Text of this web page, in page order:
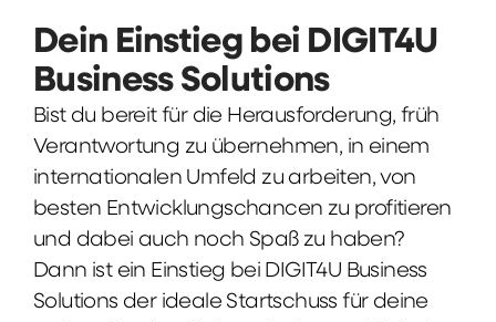
Dein Einstieg bei DIGIT4U
Business Solutions
Bist du bereit für die Herausforderung, früh
Verantwortung zu übernehmen, in einem
internationalen Umfeld zu arbeiten, von
besten Entwicklungschancen zu profitieren
und dabei auch noch Spaß zu haben?
Dann ist ein Einstieg bei DIGIT4U Business
Solutions der ideale Startschuss für deine